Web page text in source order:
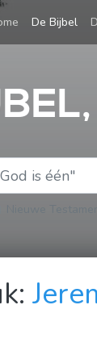
(current)
De Bijbel